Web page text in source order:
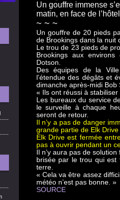
Un gouffre immense
matin, en face de
~ ~ ~
Un gouffre de 20 pieds
de Brookings dans la nuit
Le trou de 23 pieds de
Brookings aux
Dotson.
Des équipes de la
l’étendue des dégâts et
dimanche après-midi Bob
« Ils ont réussi à
Les bureaux du service
le surveille à chaque
seront de retour.
Il n’y a pas de danger
grande partie de Elk
Elk Drive est fermée
pas à ouvrir pendant un
Il n’y aura pas de
brisée par le trou qui
terre.
« Cela va être assez
météo n’est pas bonne. »
SOURCE